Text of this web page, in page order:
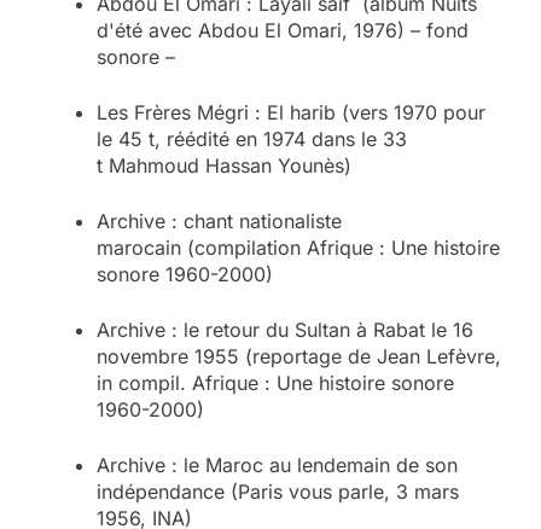
d'été avec Abdou El Omari, 1976) – fond
sonore –
Les Frères Mégri : El harib (vers 1970 pour
le 45 t, réédité en 1974 dans le 33
t Mahmoud Hassan Younès)
Archive : chant nationaliste
marocain (compilation Afrique : Une histoire
sonore 1960-2000)
Archive : le retour du Sultan à Rabat le 16
novembre 1955 (reportage de Jean Lefèvre,
in compil. Afrique : Une histoire sonore
1960-2000)
Archive : le Maroc au lendemain de son
indépendance (Paris vous parle, 3 mars
1956, INA)